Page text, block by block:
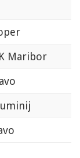
Maribor